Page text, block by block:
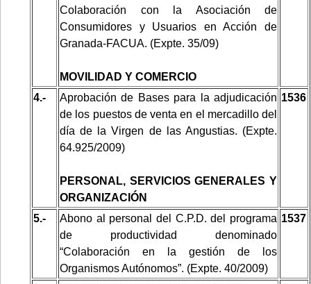
Colaboración con la Asociación de
Consumidores y Usuarios en Acción de
Granada-FACUA. (Expte. 35/09)
MOVILIDAD Y COMERCIO
4.-
Aprobación de Bases para la adjudicación
de los puestos de venta en el mercadillo del
día de la Virgen de las Angustias. (Expte.
64.925/2009)
PERSONAL, SERVICIOS GENERALES Y
ORGANIZACIÓN
1536
5.-
Abono al personal del C.P.D. del programa
de productividad denominado
“Colaboración en la gestión de los
Organismos Autónomos”. (Expte. 40/2009)
1537